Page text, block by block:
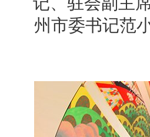
州市委书记范